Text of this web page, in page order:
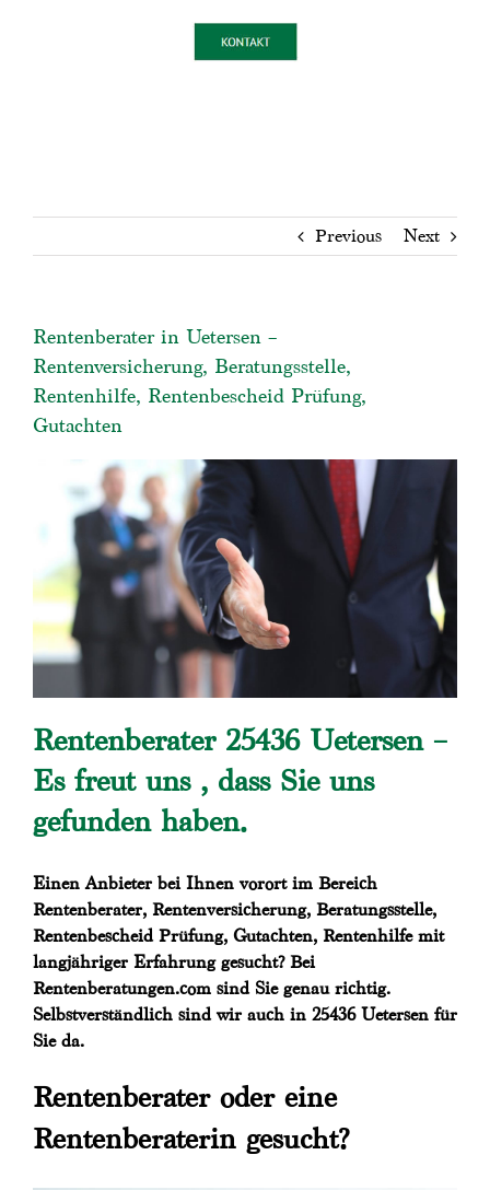
Previous Next
Rentenberater in Uetersen –
Rentenversicherung, Beratungsstelle,
Rentenhilfe, Rentenbescheid Prüfung,
Gutachten
Rentenberater 25436 Uetersen –
Es freut uns , dass Sie uns
gefunden haben.
Einen Anbieter bei Ihnen vorort im Bereich
Rentenberater, Rentenversicherung, Beratungsstelle,
Rentenbescheid Prüfung, Gutachten, Rentenhilfe mit
langjähriger Erfahrung gesucht? Bei
Rentenberatungen.com sind Sie genau richtig.
Selbstverständlich sind wir auch in 25436 Uetersen für
Sie da.
Rentenberater oder eine
Rentenberaterin gesucht?